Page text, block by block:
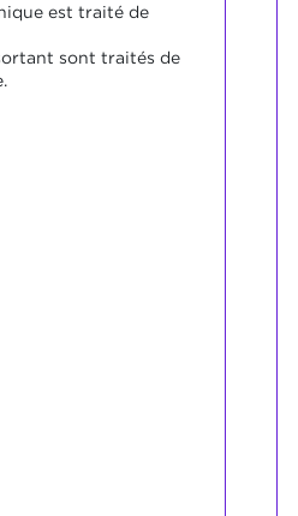
est traité de
sont traités de